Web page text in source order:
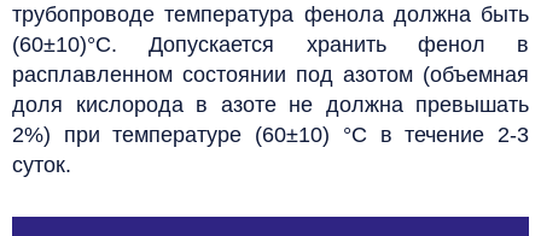
трубопроводе температура фенола должна быть
(60±10)°С. Допускается хранить фенол в
расплавленном состоянии под азотом (объемная
доля кислорода в азоте не должна превышать
2%) при температуре (60±10) °С в течение 2-3
суток.